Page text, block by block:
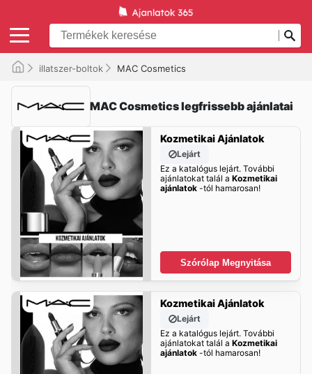
illatszer-boltok MAC Cosmetics
MAC Cosmetics legfrissebb ajánlatai
Kozmetikai Ajánlatok
Lejárt
Ez a katalógus lejárt. További
ajánlatokat talál a Kozmetikai
ajánlatok-tól hamarosan!
Szórólap Megnyitása
Kozmetikai Ajánlatok
Lejárt
Ez a katalógus lejárt. További
ajánlatokat talál a Kozmetikai
ajánlatok-tól hamarosan!